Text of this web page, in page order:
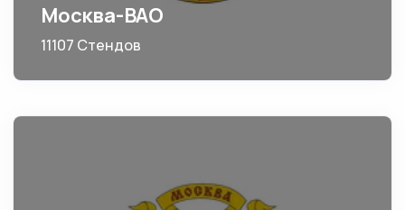
Москва-ВАО
11107 Стендов